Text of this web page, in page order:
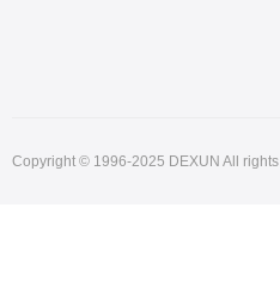
Copyright © 1996-2025 DEXUN All